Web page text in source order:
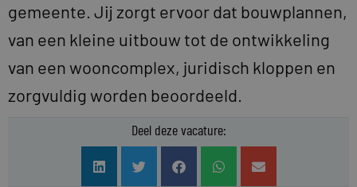
gemeente. Jij zorgt ervoor dat bouwplannen,
van een kleine uitbouw tot de ontwikkeling
van een wooncomplex, juridisch kloppen en
zorgvuldig worden beoordeeld.
Deel deze vacature: